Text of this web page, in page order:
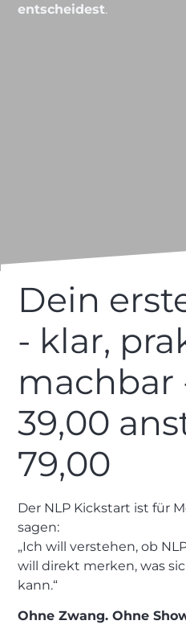
entscheidest.
Hier deinen
Termine
Kostenloses
Dein
- klar,
machbar
39,00
79,00
Der NLP Kickstart ist für
sagen:
„Ich will verstehen, ob
will direkt merken, was
kann.“
Ohne Zwang. Ohne